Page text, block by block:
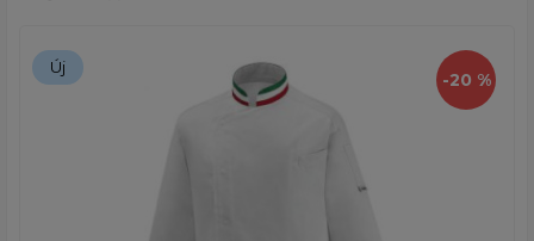
-20 %
Új